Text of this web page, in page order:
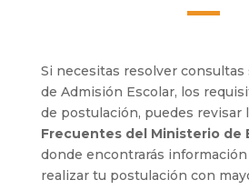
Si necesitas resolver consultas
de Admisión Escolar, los
de postulación, puedes revisar
Frecuentes del Ministerio de
donde encontrarás información
realizar tu postulación con